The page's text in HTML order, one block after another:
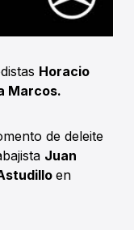
Horacio
Marcos.
de deleite
Juan
en